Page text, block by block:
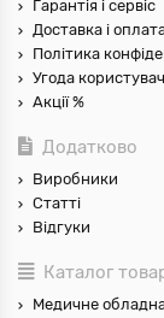
Гарантія і сервіс
Доставка і
Політика
Угода
Акції %
Додатково
Виробники
Статті
Відгуки
Каталог
Медичне